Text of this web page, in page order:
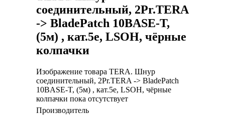
соединительный, 2Pr.TERA
-> BladePatch 10BASE-T,
(5м) , кат.5e, LSOH, чёрные
колпачки
Изображение товара TERA. Шнур
соединительный, 2Pr.TERA -> BladePatch
10BASE-T, (5м) , кат.5e, LSOH, чёрные
колпачки пока отсутствует
Производитель